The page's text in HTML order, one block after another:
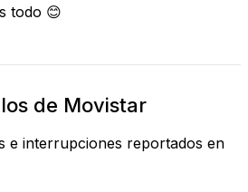
todo 😊
de Movistar
e interrupciones reportados en